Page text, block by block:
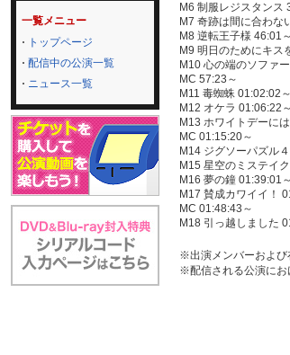
一覧メニュー
トップページ
配信中の公演一覧
ニュース一覧
M6 制服レジスタンス
M7 奇跡は間に合わな
M8 逆転王子様 46:01～
M9 明日のためにキス
M10 心の端のソファ
MC 57:23～
M11 毒蜘蛛 01:02:02～
M12 オケラ 01:06:22～
M13 ホワイトデーに
MC 01:15:20～
M14 ジグソーパズル
M15 星空のミステイ
M16 夢の鐘 01:39:01～
M17 賛成カワイイ！
MC 01:48:43～
M18 引っ越しました
※出演メンバーおよび
※配信される公演にお